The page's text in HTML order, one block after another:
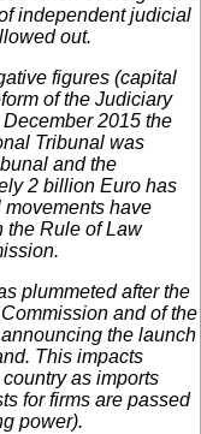
independent judicial
out.
figures (capital
of the Judiciary
2015 the
Tribunal was
and the
2 billion Euro has
have
the Rule of Law
plummeted after the
and of the
the launch
This impacts
as imports
for firms are passed
power).